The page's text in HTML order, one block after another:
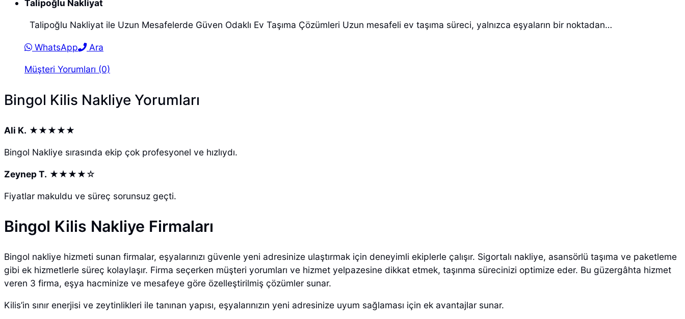
Talipoğlu Nakliyat
Talipoğlu Nakliyat ile Uzun Mesafelerde Güven Odaklı Ev Taşıma Çözümleri Uzun mesafeli ev taşıma süreci, yalnızca eşyaların bir noktadan…
WhatsApp Ara
Müşteri Yorumları (0)
Bingol Kilis Nakliye Yorumları
Ali K. ★★★★★
Bingol Nakliye sırasında ekip çok profesyonel ve hızlıydı.
Zeynep T. ★★★★☆
Fiyatlar makuldu ve süreç sorunsuz geçti.
Bingol Kilis Nakliye Firmaları
Bingol nakliye hizmeti sunan firmalar, eşyalarınızı güvenle yeni adresinize ulaştırmak için deneyimli ekiplerle çalışır. Sigortalı nakliye, asansörlü taşıma ve paketleme
gibi ek hizmetlerle süreç kolaylaşır. Firma seçerken müşteri yorumları ve hizmet yelpazesine dikkat etmek, taşınma sürecinizi optimize eder. Bu güzergâhta hizmet
veren 3 firma, eşya hacminize ve mesafeye göre özelleştirilmiş çözümler sunar.
Kilis’in sınır enerjisi ve zeytinlikleri ile tanınan yapısı, eşyalarınızın yeni adresinize uyum sağlaması için ek avantajlar sunar.